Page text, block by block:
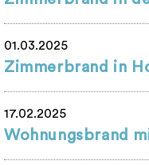
01.03.2025
Zimmerbrand in
17.02.2025
Wohnungsbrand